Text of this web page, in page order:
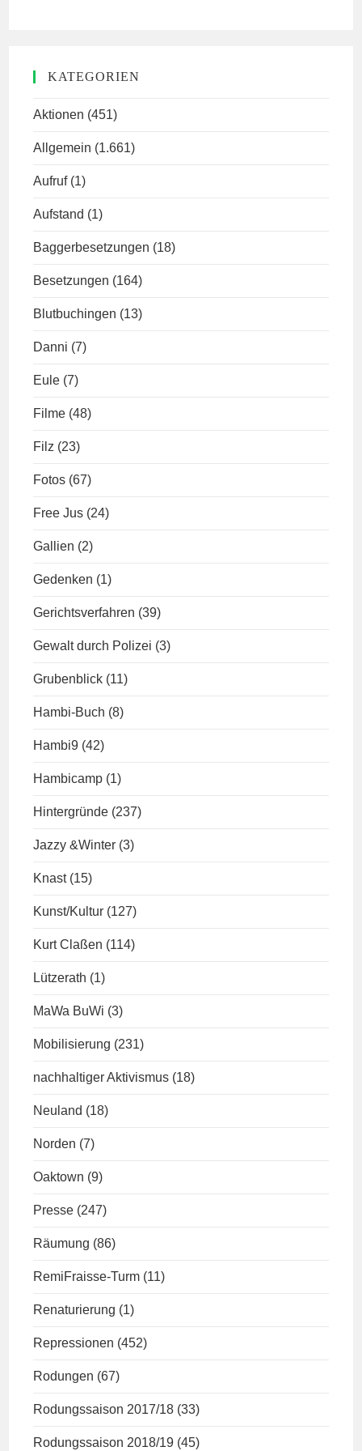
KATEGORIEN
Aktionen (451)
Allgemein (1.661)
Aufruf (1)
Aufstand (1)
Baggerbesetzungen (18)
Besetzungen (164)
Blutbuchingen (13)
Danni (7)
Eule (7)
Filme (48)
Filz (23)
Fotos (67)
Free Jus (24)
Gallien (2)
Gedenken (1)
Gerichtsverfahren (39)
Gewalt durch Polizei (3)
Grubenblick (11)
Hambi-Buch (8)
Hambi9 (42)
Hambicamp (1)
Hintergründe (237)
Jazzy &Winter (3)
Knast (15)
Kunst/Kultur (127)
Kurt Claßen (114)
Lützerath (1)
MaWa BuWi (3)
Mobilisierung (231)
nachhaltiger Aktivismus (18)
Neuland (18)
Norden (7)
Oaktown (9)
Presse (247)
Räumung (86)
RemiFraisse-Turm (11)
Renaturierung (1)
Repressionen (452)
Rodungen (67)
Rodungssaison 2017/18 (33)
Rodungssaison 2018/19 (45)